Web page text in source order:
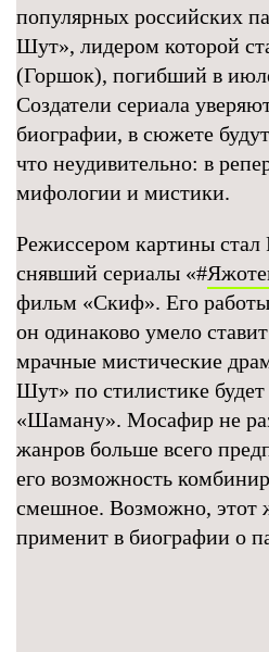
популярных российских
Шут», лидером которой
(Горшок), погибший в
Создатели сериала
биографии, в сюжете
что неудивительно: в
мифологии и мистики.
Режиссером картины
снявший сериалы «#
фильм «Скиф». Его
он одинаково умело
мрачные мистические
Шут» по стилистике
«Шаману». Мосафир не
жанров больше всего
его возможность
смешное. Возможно, этот
применит в биографии о